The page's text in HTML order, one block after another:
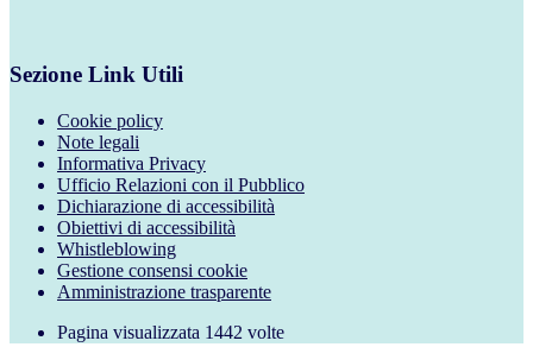
Sezione Link Utili
Cookie policy
Note legali
Informativa Privacy
Ufficio Relazioni con il Pubblico
Dichiarazione di accessibilità
Obiettivi di accessibilità
Whistleblowing
Gestione consensi cookie
Amministrazione trasparente
Pagina visualizzata 1442 volte